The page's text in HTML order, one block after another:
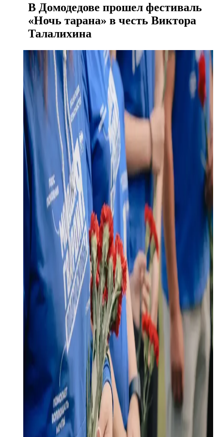
В Домодедове прошел фестиваль
«Ночь тарана» в честь Виктора
Талалихина